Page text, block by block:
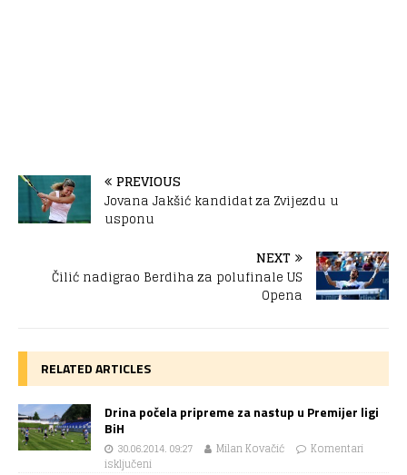
PREVIOUS
Jovana Jakšić kandidat za Zvijezdu u
usponu
NEXT
Čilić nadigrao Berdiha za polufinale US
Opena
RELATED ARTICLES
Drina počela pripreme za nastup u Premijer ligi
BiH
30.06.2014. 09:27 Milan Kovačić
Komentari
isključeni